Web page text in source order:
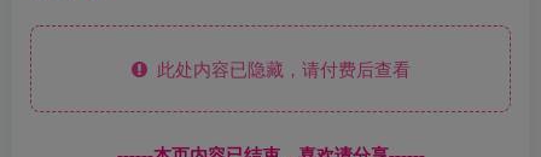
此处内容已隐藏，请付费后查看